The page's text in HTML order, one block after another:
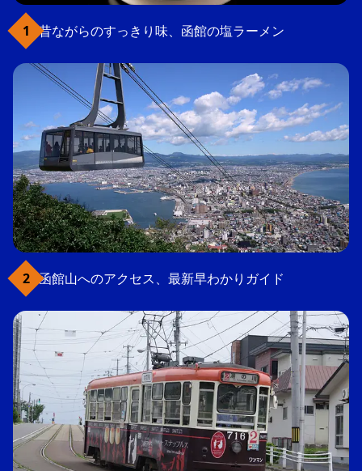
昔ながらのすっきり味、函館の塩ラーメン
函館山へのアクセス、最新早わかりガイド